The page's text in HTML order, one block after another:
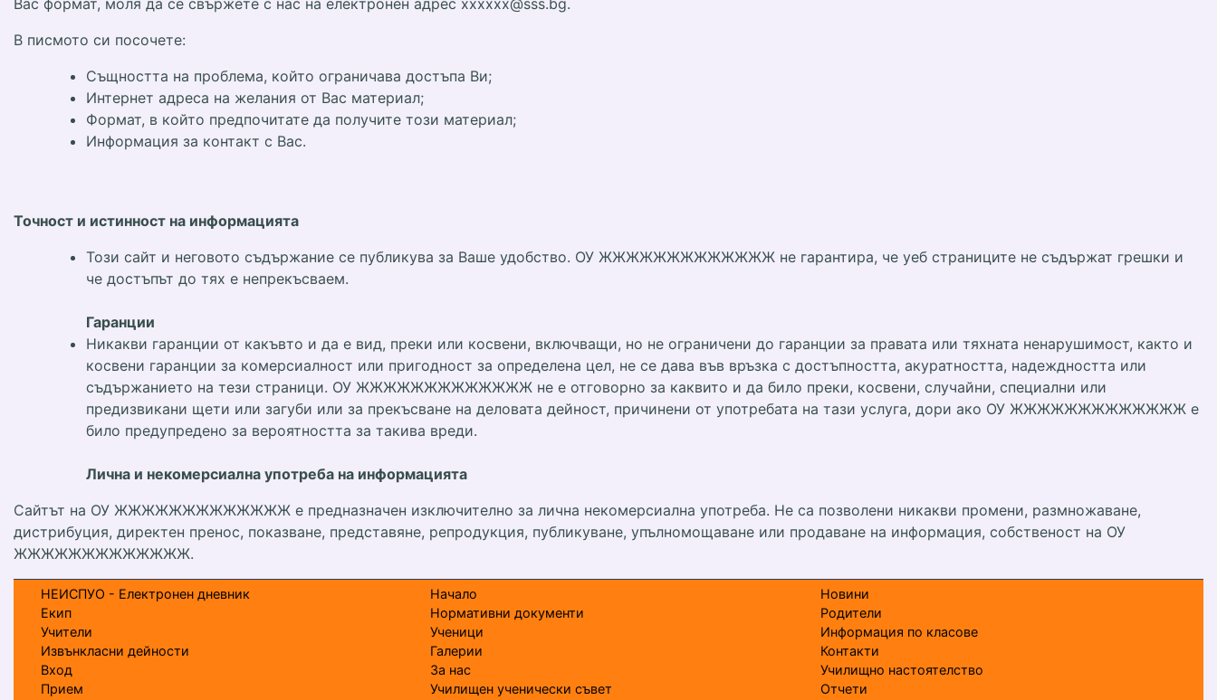
Вас формат, моля да се свържете с нас на електронен адрес xxxxxx@sss.bg.
В писмото си посочете:
Същността на проблема, който ограничава достъпа Ви;
Интернет адреса на желания от Вас материал;
Формат, в който предпочитате да получите този материал;
Информация за контакт с Вас.
Точност и истинност на информацията
Този сайт и неговото съдържание се публикува за Ваше удобство. ОУ ЖЖЖЖЖЖЖЖЖЖЖЖЖ не гарантира, че уеб страниците не съдържат грешки и
че достъпът до тях е непрекъсваем.
Гаранции
Никакви гаранции от какъвто и да е вид, преки или косвени, включващи, но не ограничени до гаранции за правата или тяхната ненарушимост, както и
косвени гаранции за комерсиалност или пригодност за определена цел, не се дава във връзка с достъпността, акуратността, надеждността или
съдържанието на тези страници. ОУ ЖЖЖЖЖЖЖЖЖЖЖЖЖ не е отговорно за каквито и да било преки, косвени, случайни, специални или
предизвикани щети или загуби или за прекъсване на деловата дейност, причинени от употребата на тази услуга, дори ако ОУ ЖЖЖЖЖЖЖЖЖЖЖЖЖ е
било предупредено за вероятността за такива вреди.
Лична и некомерсиална употреба на информацията
Сайтът на ОУ ЖЖЖЖЖЖЖЖЖЖЖЖЖ е предназначен изключително за лична некомерсиална употреба. Не са позволени никакви промени, размножаване,
дистрибуция, директен пренос, показване, представяне, репродукция, публикуване, упълномощаване или продаване на информация, собственост на ОУ
ЖЖЖЖЖЖЖЖЖЖЖЖЖ.
НЕИСПУО - Електронен дневник Начало
Новини
Екип
Нормативни документи
Родители
Учители
Ученици
Информация по класове
Извънкласни дейности
Галерии
Контакти
Вход
За нас
Училищно настоятелство
Прием
Училищен ученически съвет Отчети